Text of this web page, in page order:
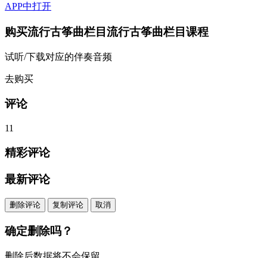
APP中打开
购买流行古筝曲栏目流行古筝曲栏目 课程
试听/下载对应的伴奏音频
去购买
评论
11
精彩评论
最新评论
删除评论 复制评论 取消
确定删除吗？
删除后数据将不会保留